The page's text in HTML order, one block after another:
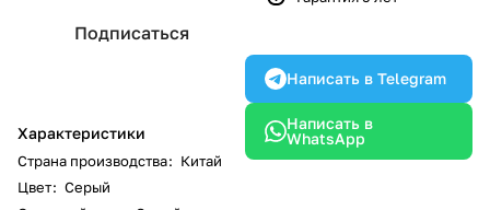
Подписаться
Характеристики
Страна производства: Китай
Цвет: Серый
Написать в Telegram
Написать в
WhatsApp